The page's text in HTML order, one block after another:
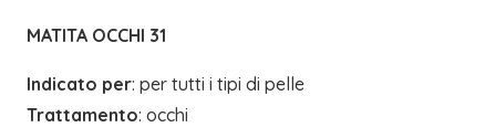
quantità
MATITA OCCHI 31
Indicato per: per tutti i tipi di pelle
Trattamento: occhi